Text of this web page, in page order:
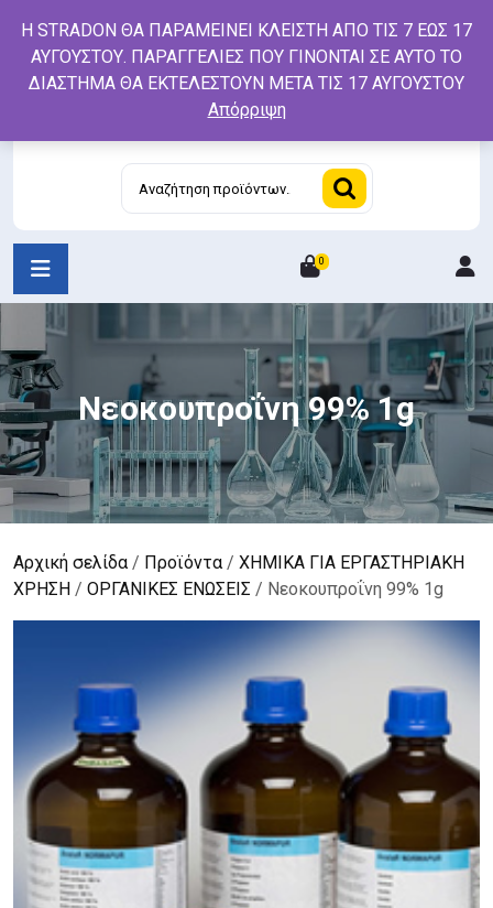
content
Αναζήτηση
0
Νεοκουπροΐνη 99% 1g
Αρχική σελίδα/ Προϊόντα/ ΧΗΜΙΚΑ ΓΙΑ ΕΡΓΑΣΤΗΡΙΑΚΗ
ΧΡΗΣΗ / ΟΡΓΑΝΙΚΕΣ ΕΝΩΣΕΙΣ / Νεοκουπροΐνη 99% 1g
Η STRADON ΘΑ ΠΑΡΑΜΕΙΝΕΙ ΚΛΕΙΣΤΗ ΑΠΟ ΤΙΣ 7 ΕΩΣ 17
ΑΥΓΟΥΣΤΟΥ. ΠΑΡΑΓΓΕΛΙΕΣ ΠΟΥ ΓΙΝΟΝΤΑΙ ΣΕ ΑΥΤΟ ΤΟ
ΔΙΑΣΤΗΜΑ ΘΑ ΕΚΤΕΛΕΣΤΟΥΝ ΜΕΤΑ ΤΙΣ 17 ΑΥΓΟΥΣΤΟΥ
Απόρριψη